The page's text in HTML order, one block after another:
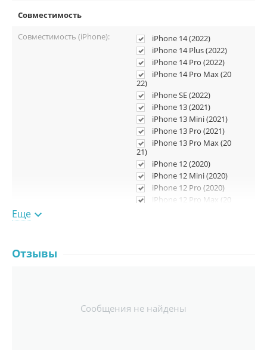
Совместимость
Совместимость (iPhone):
iPhone 14 (2022)
iPhone 14 Plus (2022)
iPhone 14 Pro (2022)
iPhone 14 Pro Max (20
22)
iPhone SE (2022)
iPhone 13 (2021)
iPhone 13 Mini (2021)
iPhone 13 Pro (2021)
iPhone 13 Pro Max (20
21)
iPhone 12 (2020)
iPhone 12 Mini (2020)
iPhone 12 Pro (2020)
iPhone 12 Pro Max (20
iPhone X (2017)
Еще 
Отзывы
Сообщения не найдены